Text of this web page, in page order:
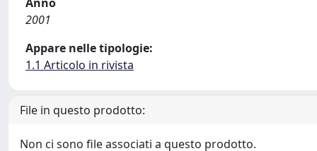
2001
Appare nelle tipologie:
1.1 Articolo in rivista
File in questo prodotto:
Non ci sono file associati a questo prodotto.